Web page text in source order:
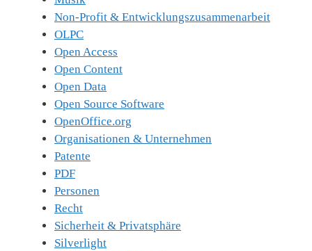
Non-Profit & Entwicklungszusammenarbeit
OLPC
Open Access
Open Content
Open Data
Open Source Software
OpenOffice.org
Organisationen & Unternehmen
Patente
PDF
Personen
Recht
Sicherheit & Privatsphäre
Silverlight